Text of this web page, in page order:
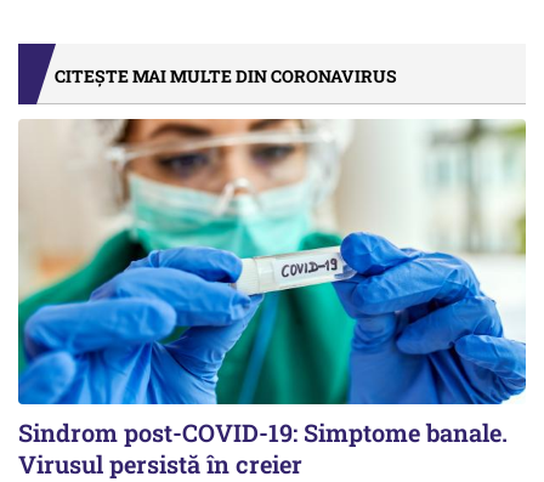
CITEȘTE MAI MULTE DIN CORONAVIRUS
Sindrom post-COVID-19: Simptome banale.
Virusul persistă în creier